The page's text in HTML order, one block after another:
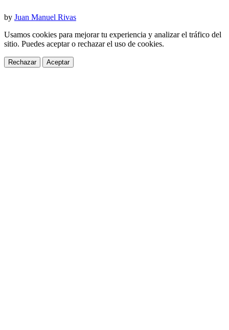
by Juan Manuel Rivas
Usamos cookies para mejorar tu experiencia y analizar el tráfico del
sitio. Puedes aceptar o rechazar el uso de cookies.
Rechazar Aceptar